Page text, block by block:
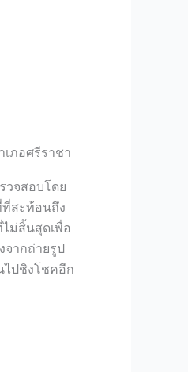
เภอศรีราชา
วจสอบโดย
สะท้อนถึง
ม่สิ้นสุดเพื่อ
ากถ่ายรูป
ไปชิงโชคอีก